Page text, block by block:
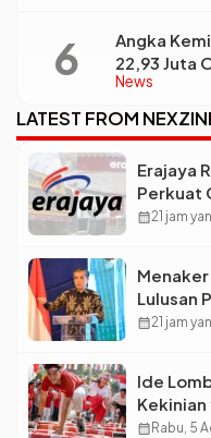
News
Angka
22,93 Juta
Lebar?
LATEST FROM
Erajaya
Perkuat
calendar_month21 jam
Lulusan
calendar_month21 jam
Ide
Kekinian
Makin
calendar_monthRabu, 5